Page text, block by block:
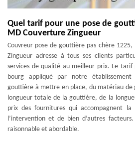
Quel tarif pour une pose de
MD Couverture Zingueur
Couvreur pose de gouttière pas chère
Zingueur adresse à tous ses clients
services de qualité au meilleur prix. Le tarif
bourg appliqué par notre
gouttière à mettre en place, du matériau de
longueur totale de la gouttière, de la
prix des fournitures qui accompagnent
l’intervention et de bien d’autres
raisonnable et abordable.